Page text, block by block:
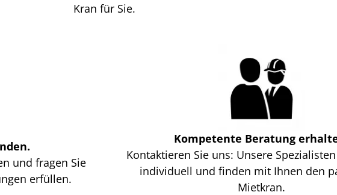
Kran für Sie.
und fragen Sie
erfüllen.
Kompetente Beratung
Kontaktieren Sie uns: Unsere
individuell und finden mit Ihnen den
Mietkran.